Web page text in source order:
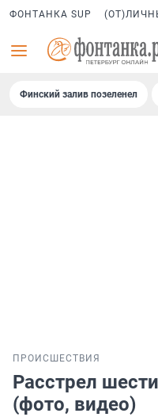
ФОНТАНКА SUP
Финский залив позеленел
ПРОИСШЕСТВИЯ
Расстрел
(фото, видео)